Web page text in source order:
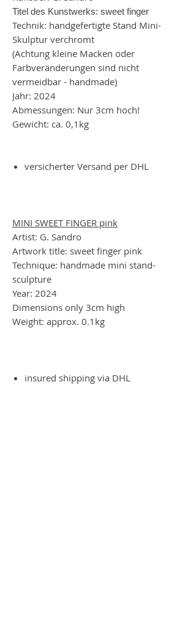
Titel des Kunstwerks: sweet finger
Technik: handgefertigte Stand Mini-
Skulptur verchromt
(Achtung kleine Macken oder
Farbveränderungen sind nicht
vermeidbar - handmade)
Jahr: 2024
Abmessungen: Nur 3cm hoch!
Gewicht: ca. 0,1kg
versicherter Versand per DHL
MINI SWEET FINGER pink
Artist: G. Sandro
Artwork title: sweet finger pink
Technique: handmade mini stand-
sculpture
Year: 2024
Dimensions only 3cm high
Weight: approx. 0.1kg
insured shipping via DHL